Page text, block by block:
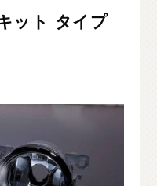
ット タイプ